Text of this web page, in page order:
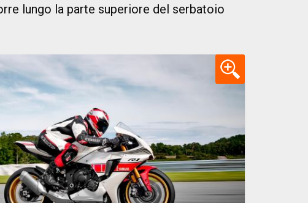
lungo la parte superiore del serbatoio